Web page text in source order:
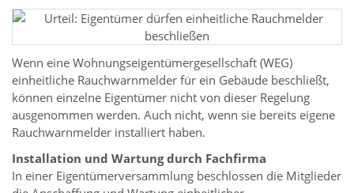
Wenn eine Wohnungseigentümergesellschaft (WEG)
einheitliche Rauchwarnmelder für ein Gebäude beschließt,
können einzelne Eigentümer nicht von dieser Regelung
ausgenommen werden. Auch nicht, wenn sie bereits eigene
Rauchwarnmelder installiert haben.
Installation und Wartung durch Fachfirma
In einer Eigentümerversammlung beschlossen die Mitglieder